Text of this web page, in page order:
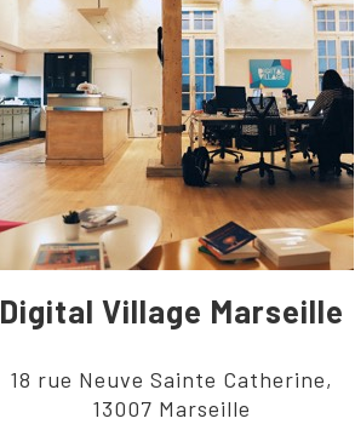
Digital Village Marseille
18 rue Neuve Sainte Catherine,
13007 Marseille